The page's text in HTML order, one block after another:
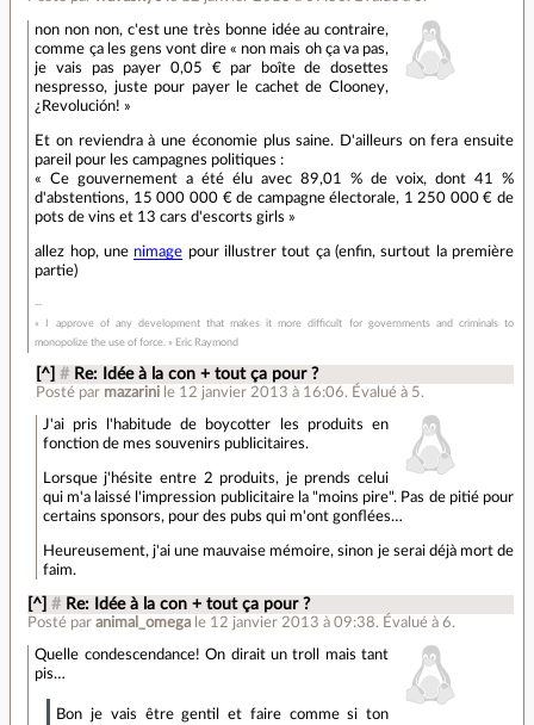
non non non, c'est une très bonne idée au contraire,
comme ça les gens vont dire « non mais oh ça va pas,
je vais pas payer 0,05 € par boîte de dosettes
nespresso, juste pour payer le cachet de Clooney,
¿Revolución! »
Et on reviendra à une économie plus saine. D'ailleurs on fera ensuite
pareil pour les campagnes politiques :
« Ce gouvernement a été élu avec 89,01 % de voix, dont 41 %
d'abstentions, 15 000 000 € de campagne électorale, 1 250 000 € de
pots de vins et 13 cars d'escorts girls »
allez hop, une nimage pour illustrer tout ça (enfin, surtout la première
partie)
« I approve of any development that makes it more difficult for governments and criminals to
monopolize the use of force. » Eric Raymond
[^] # Re: Idée à la con + tout ça pour ?
Posté par mazarini le 12 janvier 2013 à 16:06. Évalué à 5.
J'ai pris l'habitude de boycotter les produits en
fonction de mes souvenirs publicitaires.
Lorsque j'hésite entre 2 produits, je prends celui
qui m'a laissé l'impression publicitaire la "moins pire". Pas de pitié pour
certains sponsors, pour des pubs qui m'ont gonflées…
Heureusement, j'ai une mauvaise mémoire, sinon je serai déjà mort de
faim.
[^] # Re: Idée à la con + tout ça pour ?
Posté paranimal_omega le 12 janvier 2013 à 09:38. Évalué à6.
Quelle condescendance! On dirait un troll mais tant
pis…
Bon je vais être gentil et faire comme si ton